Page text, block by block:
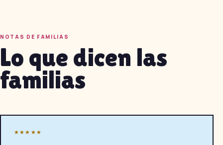
NOTAS DE FAMILIAS
Lo que dicen las
familias
★★★★★